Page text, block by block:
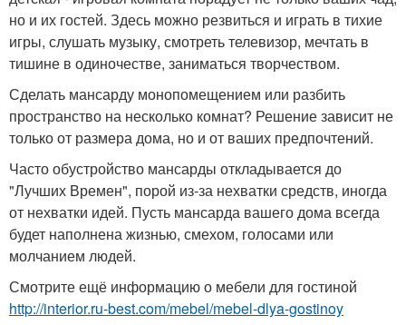
но и их гостей. Здесь можно резвиться и играть в тихие
игры, слушать музыку, смотреть телевизор, мечтать в
тишине в одиночестве, заниматься творчеством.
Сделать мансарду монопомещением или разбить
пространство на несколько комнат? Решение зависит не
только от размера дома, но и от ваших предпочтений.
Часто обустройство мансарды откладывается до
"Лучших Времен", порой из-за нехватки средств, иногда
от нехватки идей. Пусть мансарда вашего дома всегда
будет наполнена жизнью, смехом, голосами или
молчанием людей.
Смотрите ещё информацию о мебели для гостиной
http://interior.ru-best.com/mebel/mebel-dlya-gostinoy